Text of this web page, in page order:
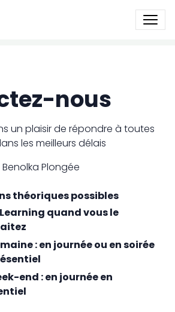
nous
un plaisir de répondre à toutes
les meilleurs délais
Benolka Plongée
théoriques possibles
Learning quand vous le
: en journée ou en soirée
end : en journée en